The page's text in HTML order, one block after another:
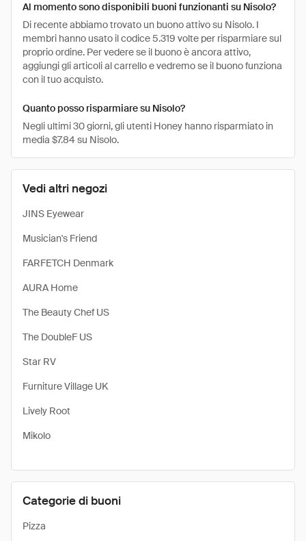
Vedi altri negozi
JINS Eyewear
Musician's Friend
FARFETCH Denmark
AURA Home
The Beauty Chef US
The DoubleF US
Star RV
Furniture Village UK
Lively Root
Mikolo
Categorie di buoni
Pizza
Al momento sono disponibili buoni funzionanti su Nisolo?
Di recente abbiamo trovato un buono attivo su Nisolo. I
membri hanno usato il codice 5.319 volte per risparmiare sul
proprio ordine. Per vedere se il buono è ancora attivo,
aggiungi gli articoli al carrello e vedremo se il buono funziona
con il tuo acquisto.
Quanto posso risparmiare su Nisolo?
Negli ultimi 30 giorni, gli utenti Honey hanno risparmiato in
media $7.84 su Nisolo.